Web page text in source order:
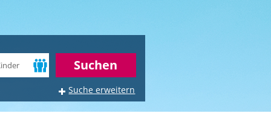
Suchen
Suche erweitern